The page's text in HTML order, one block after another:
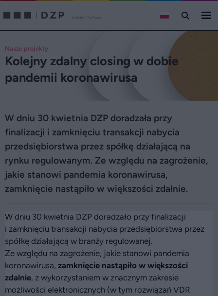
Nasze projekty
Kolejny zdalny closing w dobie
pandemii koronawirusa
W dniu 30 kwietnia DZP doradzała przy
finalizacji i zamknięciu transakcji nabycia
przedsiębiorstwa przez spółkę działającą na
rynku regulowanym. Ze względu na zagrożenie,
jakie stanowi pandemia koronawirusa,
zamknięcie nastąpiło w większości zdalnie.
W dniu 30 kwietnia DZP doradzało przy finalizacji
i zamknięciu transakcji nabycia przedsiębiorstwa przez
spółkę działającą w branży regulowanej.
Ze względu na zagrożenie, jakie stanowi pandemia
koronawirusa, zamknięcie nastąpiło w większości
zdalnie, z wykorzystaniem w znacznym zakresie
możliwości elektronicznych (w tym rozwiązań VDR